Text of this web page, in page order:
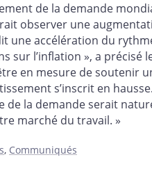
de la demande
observer une
une accélération du
sur l’inflation », a précisé
en mesure de soutenir
s’inscrit en
de la demande serait
marché du travail. »
, Communiqués